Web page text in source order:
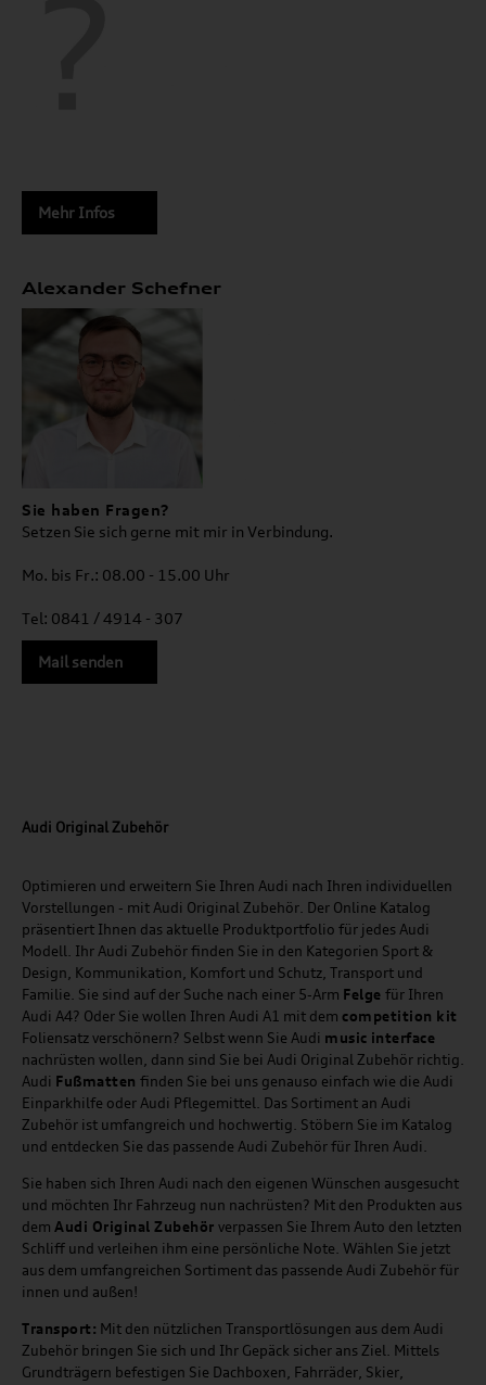
Mehr Infos
Alexander Schefner
Sie haben Fragen?
Setzen Sie sich gerne mit mir in Verbindung.
Mo. bis Fr.: 08.00 - 15.00 Uhr
Tel: 0841 / 4914 - 307
Mail senden
Audi Original Zubehör
Optimieren und erweitern Sie Ihren Audi nach Ihren individuellen
Vorstellungen - mit Audi Original Zubehör. Der Online Katalog
präsentiert Ihnen das aktuelle Produktportfolio für jedes Audi
Modell. Ihr Audi Zubehör finden Sie in den Kategorien Sport &
Design, Kommunikation, Komfort und Schutz, Transport und
Familie. Sie sind auf der Suche nach einer 5-Arm Felge für Ihren
Audi A4? Oder Sie wollen Ihren Audi A1 mit dem competition kit
Foliensatz verschönern? Selbst wenn Sie Audi music interface
nachrüsten wollen, dann sind Sie bei Audi Original Zubehör richtig.
Audi Fußmatten finden Sie bei uns genauso einfach wie die Audi
Einparkhilfe oder Audi Pflegemittel. Das Sortiment an Audi
Zubehör ist umfangreich und hochwertig. Stöbern Sie im Katalog
und entdecken Sie das passende Audi Zubehör für Ihren Audi.
Sie haben sich Ihren Audi nach den eigenen Wünschen ausgesucht
und möchten Ihr Fahrzeug nun nachrüsten? Mit den Produkten aus
dem Audi Original Zubehör verpassen Sie Ihrem Auto den letzten
Schliff und verleihen ihm eine persönliche Note. Wählen Sie jetzt
aus dem umfangreichen Sortiment das passende Audi Zubehör für
innen und außen!
Transport: Mit den nützlichen Transportlösungen aus dem Audi
Zubehör bringen Sie sich und Ihr Gepäck sicher ans Ziel. Mittels
Grundträgern befestigen Sie Dachboxen, Fahrräder, Skier,